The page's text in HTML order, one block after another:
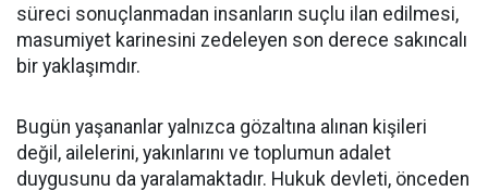
süreci sonuçlanmadan insanların suçlu ilan edilmesi,
masumiyet karinesini zedeleyen son derece sakıncalı
bir yaklaşımdır.
Bugün yaşananlar yalnızca gözaltına alınan kişileri
değil, ailelerini, yakınlarını ve toplumun adalet
duygusunu da yaralamaktadır. Hukuk devleti, önceden